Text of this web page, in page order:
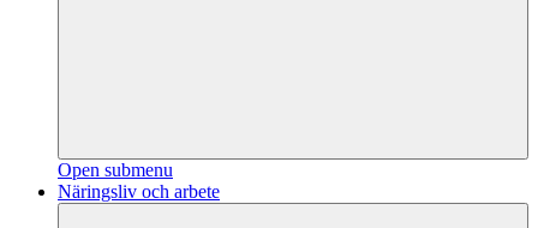
Open submenu
Näringsliv och arbete